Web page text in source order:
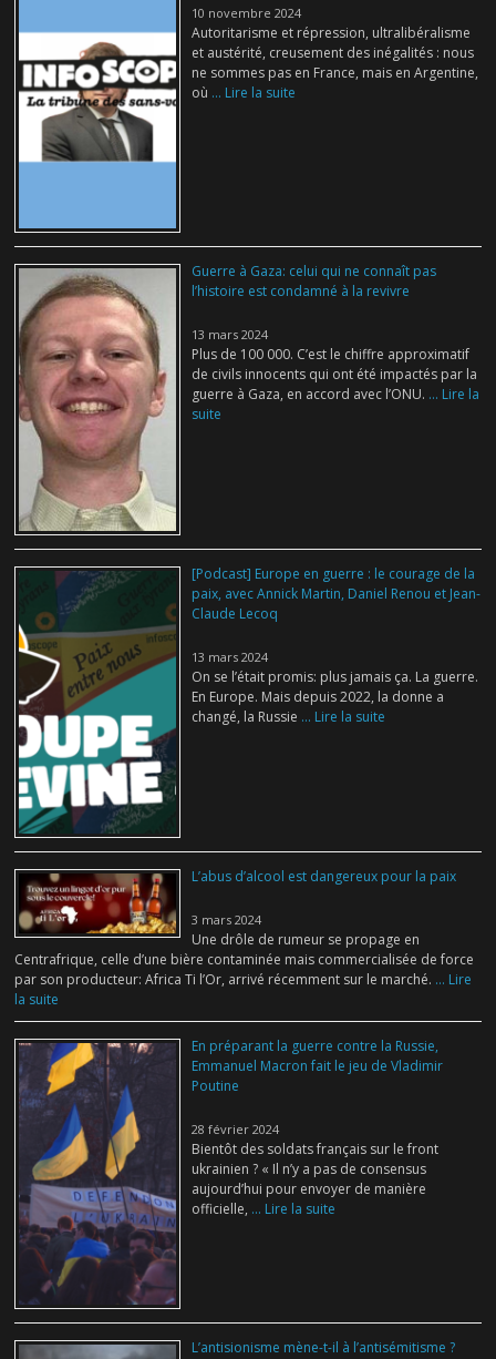
10 novembre 2024
Autoritarisme et répression, ultralibéralisme
et austérité, creusement des inégalités : nous
ne sommes pas en France, mais en Argentine,
où ... Lire la suite
Guerre à Gaza: celui qui ne connaît pas
l’histoire est condamné à la revivre
13 mars 2024
Plus de 100 000. C’est le chiffre approximatif
de civils innocents qui ont été impactés par la
guerre à Gaza, en accord avec l’ONU. ... Lire la
suite
[Podcast] Europe en guerre : le courage de la
paix, avec Annick Martin, Daniel Renou et Jean-
Claude Lecoq
13 mars 2024
On se l’était promis: plus jamais ça. La guerre.
En Europe. Mais depuis 2022, la donne a
changé, la Russie ... Lire la suite
L’abus d’alcool est dangereux pour la paix
3 mars 2024
Une drôle de rumeur se propage en
Centrafrique, celle d’une bière contaminée mais commercialisée de force
par son producteur: Africa Ti l’Or, arrivé récemment sur le marché. ... Lire
la suite
En préparant la guerre contre la Russie,
Emmanuel Macron fait le jeu de Vladimir
Poutine
28 février 2024
Bientôt des soldats français sur le front
ukrainien ? « Il n’y a pas de consensus
aujourd’hui pour envoyer de manière
officielle, ... Lire la suite
L’antisionisme mène-t-il à l’antisémitisme ?